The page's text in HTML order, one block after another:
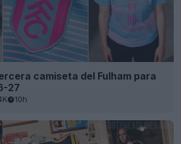
camiseta del Fulham para
27
10h